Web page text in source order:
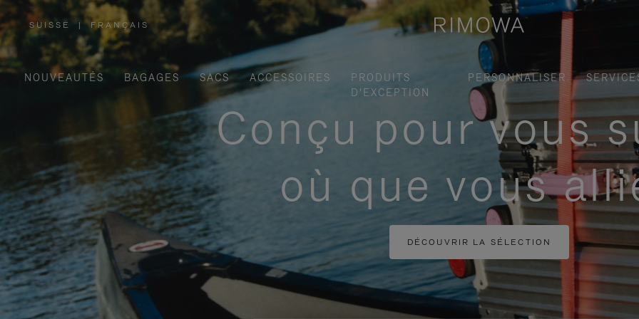
SUISSE
,
SÉLECTIONNEZ
VOTRE
RÉGION
| FRANÇAIS
NOUVEAUTÉS BAGAGES SACS ACCESSOIRES
PRODUITS
D'EXCEPTION
PERSONNALISER
Conçu pour vous
où que vous
DÉCOUVRIR LA SÉLECTION